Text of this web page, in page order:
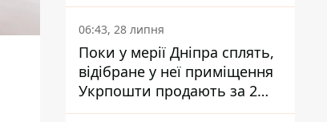
ухиленні від сплати
податків
06:43, 28 липня
Поки у мерії Дніпра сплять,
відібране у неї приміщення
Укрпошти продають за 2
мільйони